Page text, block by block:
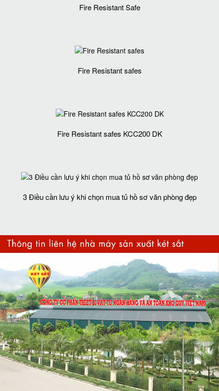
Fire Resistant Safe
Fire Resistant safes
Fire Resistant safes KCC200 DK
3 Điều cần lưu ý khi chọn mua tủ hồ sơ văn phòng đẹp